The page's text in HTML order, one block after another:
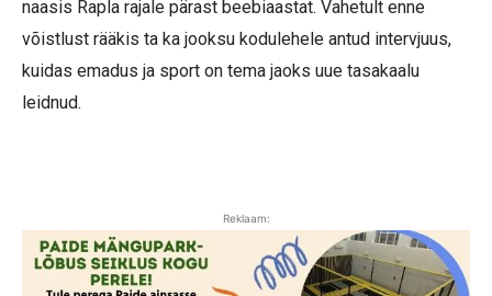
naasis Rapla rajale pärast beebiaastat. Vahetult enne
võistlust rääkis ta ka jooksu kodulehele antud intervjuus,
kuidas emadus ja sport on tema jaoks uue tasakaalu
leidnud.
Reklaam: